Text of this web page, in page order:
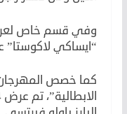
وفي قسم خاص
“ايساكي لاكوستا” عرض
كما خصص المهرجان